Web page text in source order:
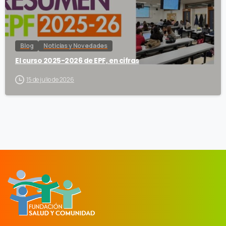
Blog Noticias y Novedades
El curso 2025-2026 de EPF, en cifras
15 de julio de 2026